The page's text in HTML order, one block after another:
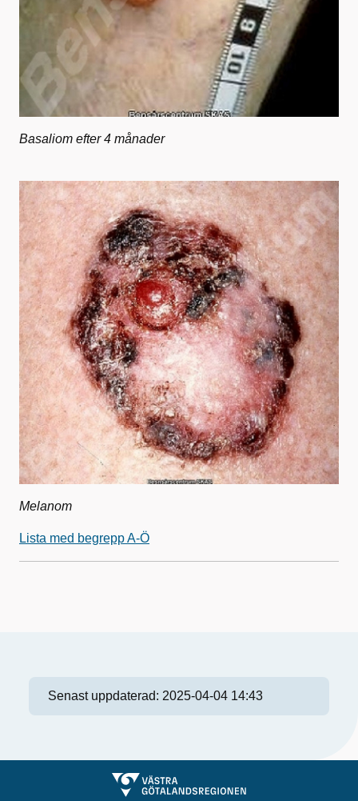
Basaliom efter 4 månader
Melanom
Lista med begrepp A-Ö
Senast uppdaterad: 2025-04-04 14:43